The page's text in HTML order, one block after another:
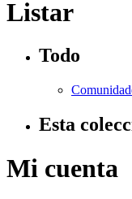
Listar
Todo
Esta
Mi cuenta